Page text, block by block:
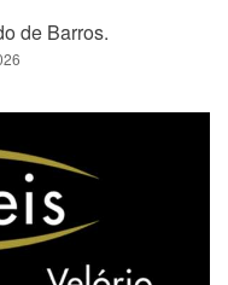
de Barros.